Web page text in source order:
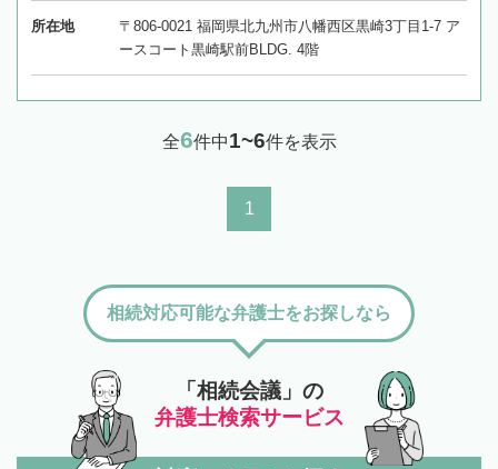
所在地
〒806-0021 福岡県北九州市八幡西区黒崎3丁目1-7 ア
ースコート黒崎駅前BLDG. 4階
全6件中1~6件を表示
1
「相続会議」の
弁護士検索サービス
相続対応可能な弁護士をお探しなら